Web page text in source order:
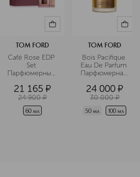
Hermes. Название отсылает к
древнегреческому слову «утопия» —
сказочное место, в котором
скрывается счастье.
Подробнее
TOM FORD
Café Rose EDP
Set
Парфюмерный
21 165 ¤
24 900 ¤
60 мл
TOM FORD
Bois Pacifique
Eau De Parfum
Парфюмерная
24 000 ¤
30 000 ¤
50 мл 100 мл